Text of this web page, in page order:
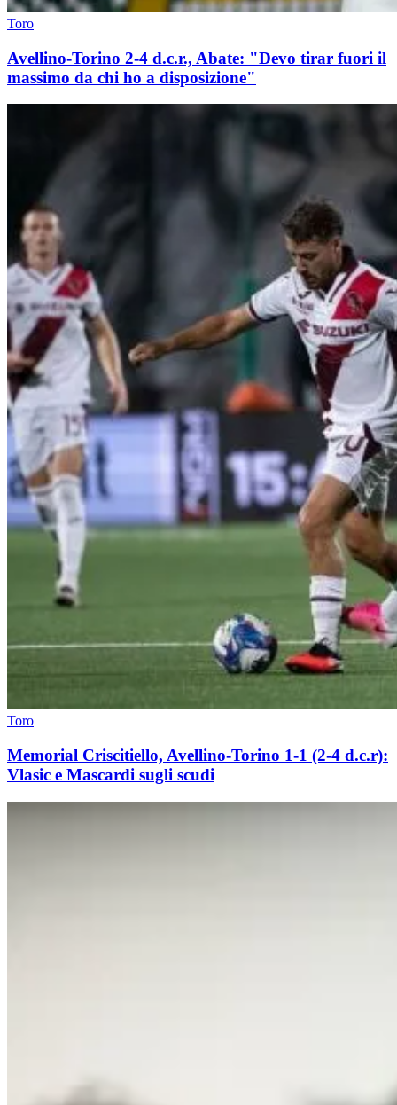
Toro
Avellino-Torino 2-4 d.c.r., Abate: "Devo tirar fuori il
massimo da chi ho a disposizione"
Toro
Memorial Criscitiello, Avellino-Torino 1-1 (2-4 d.c.r):
Vlasic e Mascardi sugli scudi